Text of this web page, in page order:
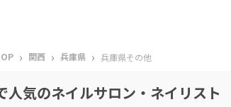
› 関西 › 兵庫県 › 兵庫県その他
人気のネイルサロン・ネイリスト